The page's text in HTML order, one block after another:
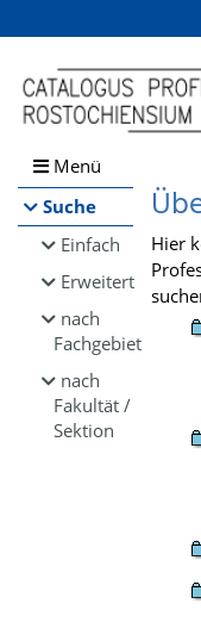
Browsen
direkt zum Inhalt
Menü
Suche
Einfach
Erweitert
nach
Fachgebiet
nach
Fakultät /
Sektion
Hier